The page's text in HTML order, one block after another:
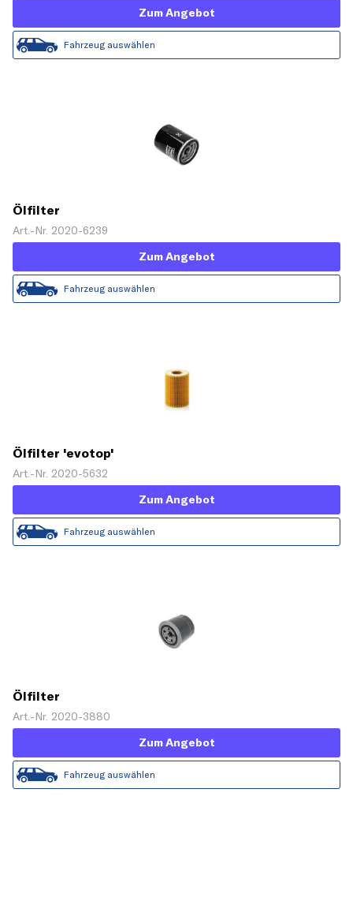
Zum Angebot
Fahrzeug auswählen
Ölfilter
Art.-Nr. 2020-6239
Zum Angebot
Fahrzeug auswählen
Ölfilter 'evotop'
Art.-Nr. 2020-5632
Zum Angebot
Fahrzeug auswählen
Ölfilter
Art.-Nr. 2020-3880
Zum Angebot
Fahrzeug auswählen